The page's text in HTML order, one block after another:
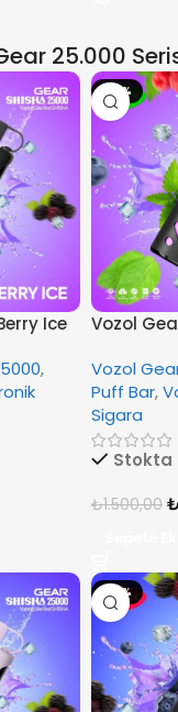
25.000
Ice
,
-14%
Vozol
Vozol
Puff Bar,
Sigara
Stokta
₺1.500,00
-14%